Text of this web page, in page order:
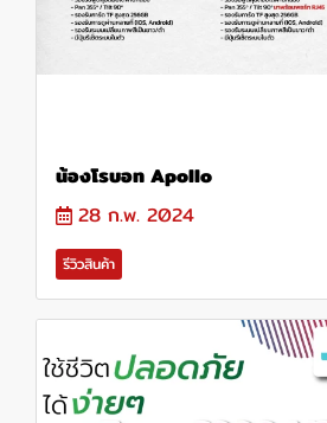
น้องโรบอท Apollo
28 ก.พ. 2024
รีวิวสินค้า